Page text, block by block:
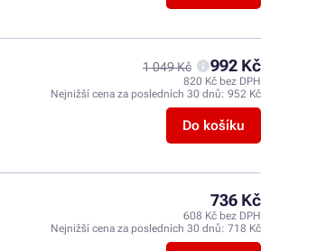
1 049 Kč 992 Kč
820 Kč bez DPH
Nejnižší cena za posledních 30 dnů: 952 Kč
Do košíku
736 Kč
608 Kč bez DPH
Nejnižší cena za posledních 30 dnů: 718 Kč